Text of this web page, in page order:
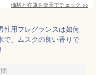
価格と在庫を楽天でチェック >>
性用フレグランスは如何
で、ムスクの良い香りで